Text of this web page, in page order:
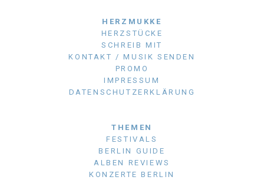
HERZMUKKE
HERZSTÜCKE
SCHREIB MIT
KONTAKT / MUSIK SENDEN
PROMO
IMPRESSUM
DATENSCHUTZERKLÄRUNG
THEMEN
FESTIVALS
BERLIN GUIDE
ALBEN REVIEWS
KONZERTE BERLIN